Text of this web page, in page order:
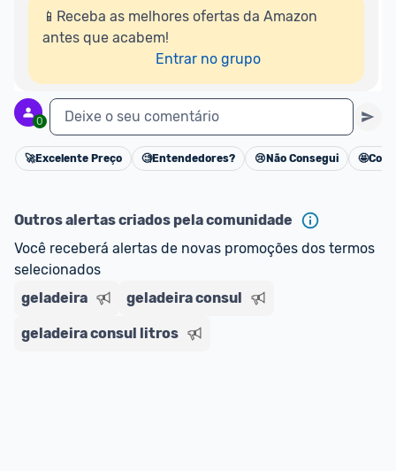
📱Receba as melhores ofertas da Amazon
antes que acabem!
Entrar no grupo
0 Deixe o seu comentário
Cancelar
🚀Excelente Preço 🧐Entendedores? 😢 Não Consegui 🤩
Outros alertas criados pela comunidade
Você receberá alertas de novas promoções dos termos
selecionados
geladeira
geladeira consul
geladeira consul litros